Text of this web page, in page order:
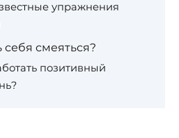
упражнения
себя смеяться?
позитивный